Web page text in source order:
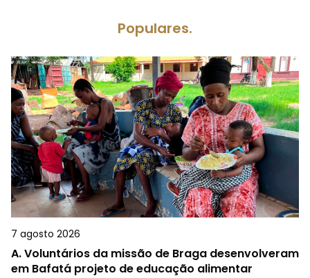
Populares.
7 agosto 2026
A.Voluntários da missão de Braga desenvolveram
em Bafatá projeto de educação alimentar